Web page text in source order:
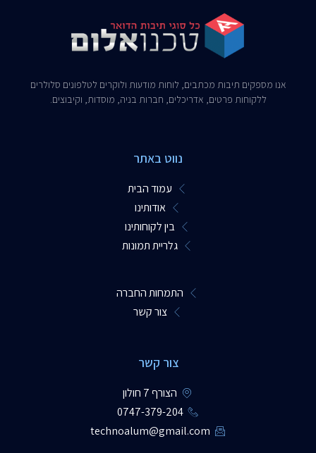
אנו מספקים תיבות מכתבים, לוחות מודעות ולוקרים לטלפונים סלולרים
ללקוחות פרטים, אדריכלים, חברות בניה, מוסדות, וקיבוצים.​
נווט באתר
עמוד הבית
אודותינו
בין לקוחותינו
גלריית תמונות
התמחות החברה
צור קשר
צור קשר
הצורף 7 חולון
0747-379-204​
technoalum@gmail.com